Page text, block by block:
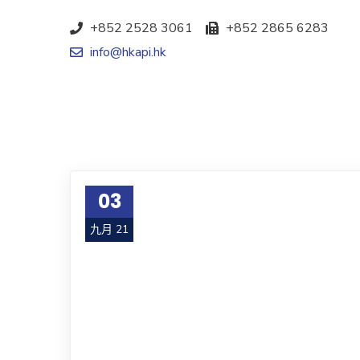
+852 2528 3061
+852 2865 6283
info@hkapi.hk
03
九月 21